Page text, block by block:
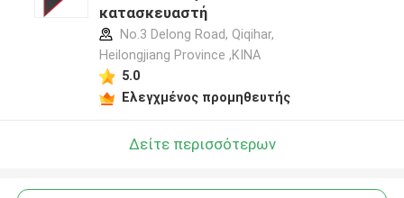
κατασκευαστή
No.3 Delong Road, Qiqihar,
Heilongjiang Province ,ΚΙΝΑ
5.0
Ελεγχμένος προμηθευτής
Δείτε περισσότερων